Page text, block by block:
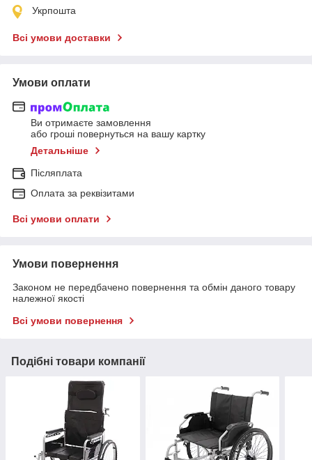
Укрпошта
Всі умови доставки
Умови оплати
Ви отримаєте замовлення
або гроші повернуться на вашу картку
Детальніше
Післяплата
Оплата за реквізитами
Всі умови оплати
Умови повернення
Законом не передбачено повернення та обмін даного товару
належної якості
Всі умови повернення
Подібні товари компанії